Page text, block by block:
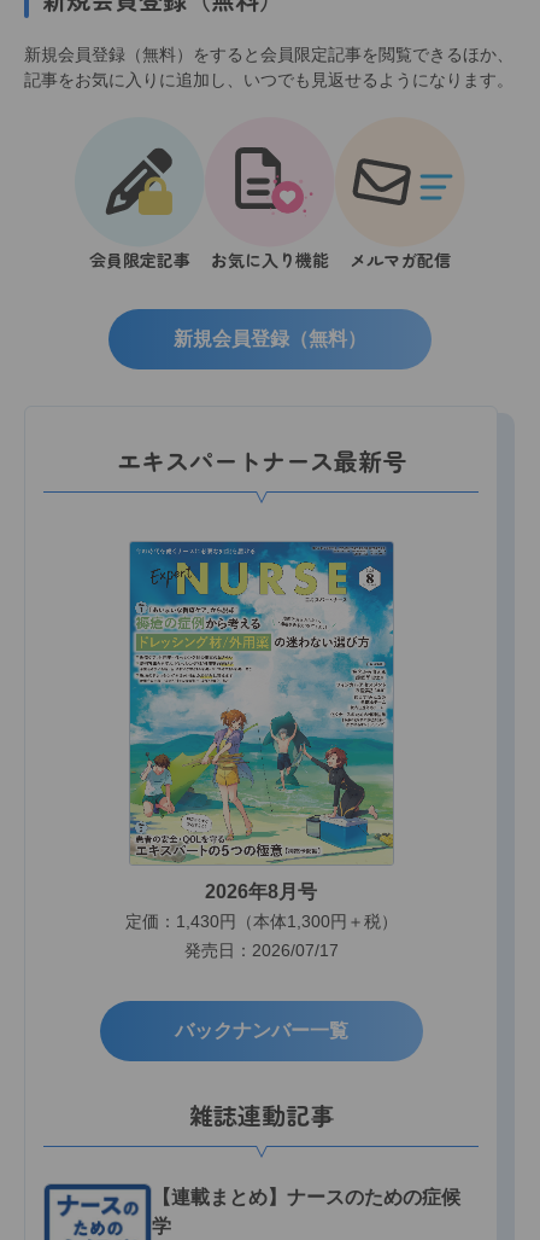
新規会員登録（無料）をすると会員限定記事を閲覧できるほか、
記事をお気に入りに追加し、いつでも見返せるようになります。
会員限定記事 お気に入り機能 メルマガ配信
新規会員登録（無料）
エキスパートナース最新号
2026年8月号
定価：1,430円（本体1,300円＋税）
発売日：2026/07/17
バックナンバー一覧
雑誌連動記事
【連載まとめ】ナースのための症候
学